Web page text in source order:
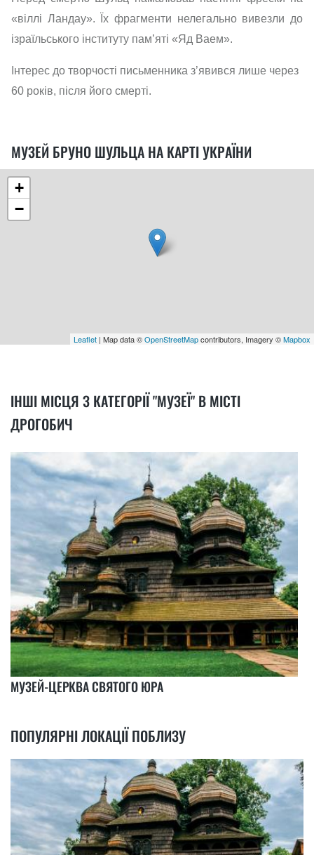
«віллі Ландау». Їх фрагменти нелегально вивезли до
ізраїльського інституту пам’яті «Яд Ваем».
Інтерес до творчості письменника з’явився лише через
60 років, після його смерті.
МУЗЕЙ БРУНО ШУЛЬЦА НА КАРТІ УКРАЇНИ
+
−
Leaflet | Map data ©OpenStreetMapcontributors, Imagery ©Mapbox
ІНШІ МІСЦЯ З КАТЕГОРІЇ "МУЗЕЇ" В МІСТІ
ДРОГОБИЧ
МУЗЕЙ-ЦЕРКВА СВЯТОГО ЮРА
ПОПУЛЯРНІ ЛОКАЦІЇ ПОБЛИЗУ